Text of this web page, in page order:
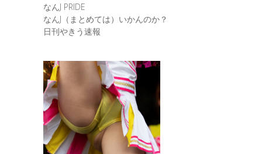
なんJ PRIDE
なんJ（まとめては）いかんのか？
日刊やきう速報